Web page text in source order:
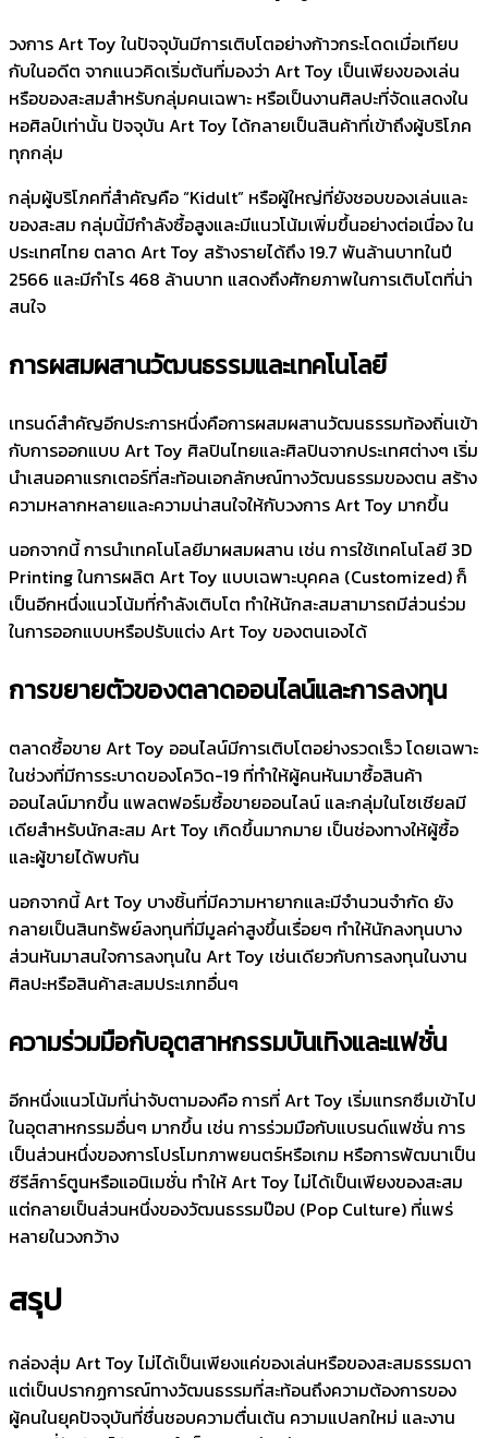
วงการ Art Toy ในปัจจุบันมีการเติบโตอย่างก้าวกระโดดเมื่อเทียบ
กับในอดีต จากแนวคิดเริ่มต้นที่มองว่า Art Toy เป็นเพียงของเล่น
หรือของสะสมสำหรับกลุ่มคนเฉพาะ หรือเป็นงานศิลปะที่จัดแสดงใน
หอศิลป์เท่านั้น ปัจจุบัน Art Toy ได้กลายเป็นสินค้าที่เข้าถึงผู้บริโภค
ทุกกลุ่ม
กลุ่มผู้บริโภคที่สำคัญคือ “Kidult” หรือผู้ใหญ่ที่ยังชอบของเล่นและ
ของสะสม กลุ่มนี้มีกำลังซื้อสูงและมีแนวโน้มเพิ่มขึ้นอย่างต่อเนื่อง ใน
ประเทศไทย ตลาด Art Toy สร้างรายได้ถึง 19.7 พันล้านบาทในปี
2566 และมีกำไร 468 ล้านบาท แสดงถึงศักยภาพในการเติบโตที่น่า
สนใจ
การผสมผสานวัฒนธรรมและเทคโนโลยี
เทรนด์สำคัญอีกประการหนึ่งคือการผสมผสานวัฒนธรรมท้องถิ่นเข้า
กับการออกแบบ Art Toy ศิลปินไทยและศิลปินจากประเทศต่างๆ เริ่ม
นำเสนอคาแรกเตอร์ที่สะท้อนเอกลักษณ์ทางวัฒนธรรมของตน สร้าง
ความหลากหลายและความน่าสนใจให้กับวงการ Art Toy มากขึ้น
นอกจากนี้ การนำเทคโนโลยีมาผสมผสาน เช่น การใช้เทคโนโลยี 3D
Printing ในการผลิต Art Toy แบบเฉพาะบุคคล (Customized) ก็
เป็นอีกหนึ่งแนวโน้มที่กำลังเติบโต ทำให้นักสะสมสามารถมีส่วนร่วม
ในการออกแบบหรือปรับแต่ง Art Toy ของตนเองได้
การขยายตัวของตลาดออนไลน์และการลงทุน
ตลาดซื้อขาย Art Toy ออนไลน์มีการเติบโตอย่างรวดเร็ว โดยเฉพาะ
ในช่วงที่มีการระบาดของโควิด-19 ที่ทำให้ผู้คนหันมาซื้อสินค้า
ออนไลน์มากขึ้น แพลตฟอร์มซื้อขายออนไลน์ และกลุ่มในโซเชียลมี
เดียสำหรับนักสะสม Art Toy เกิดขึ้นมากมาย เป็นช่องทางให้ผู้ซื้อ
และผู้ขายได้พบกัน
นอกจากนี้ Art Toy บางชิ้นที่มีความหายากและมีจำนวนจำกัด ยัง
กลายเป็นสินทรัพย์ลงทุนที่มีมูลค่าสูงขึ้นเรื่อยๆ ทำให้นักลงทุนบาง
ส่วนหันมาสนใจการลงทุนใน Art Toy เช่นเดียวกับการลงทุนในงาน
ศิลปะหรือสินค้าสะสมประเภทอื่นๆ
ความร่วมมือกับอุตสาหกรรมบันเทิงและแฟชั่น
อีกหนึ่งแนวโน้มที่น่าจับตามองคือ การที่ Art Toy เริ่มแทรกซึมเข้าไป
ในอุตสาหกรรมอื่นๆ มากขึ้น เช่น การร่วมมือกับแบรนด์แฟชั่น การ
เป็นส่วนหนึ่งของการโปรโมทภาพยนตร์หรือเกม หรือการพัฒนาเป็น
ซีรีส์การ์ตูนหรือแอนิเมชั่น ทำให้ Art Toy ไม่ได้เป็นเพียงของสะสม
แต่กลายเป็นส่วนหนึ่งของวัฒนธรรมป๊อป (Pop Culture) ที่แพร่
หลายในวงกว้าง
สรุป
กล่องสุ่ม Art Toy ไม่ได้เป็นเพียงแค่ของเล่นหรือของสะสมธรรมดา
แต่เป็นปรากฏการณ์ทางวัฒนธรรมที่สะท้อนถึงความต้องการของ
ผู้คนในยุคปัจจุบันที่ชื่นชอบความตื่นเต้น ความแปลกใหม่ และงาน